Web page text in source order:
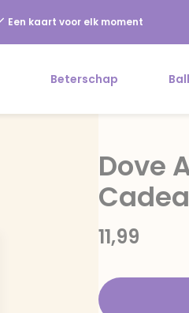
Een kaart voor elk moment
Beterschap
Dove
11,99